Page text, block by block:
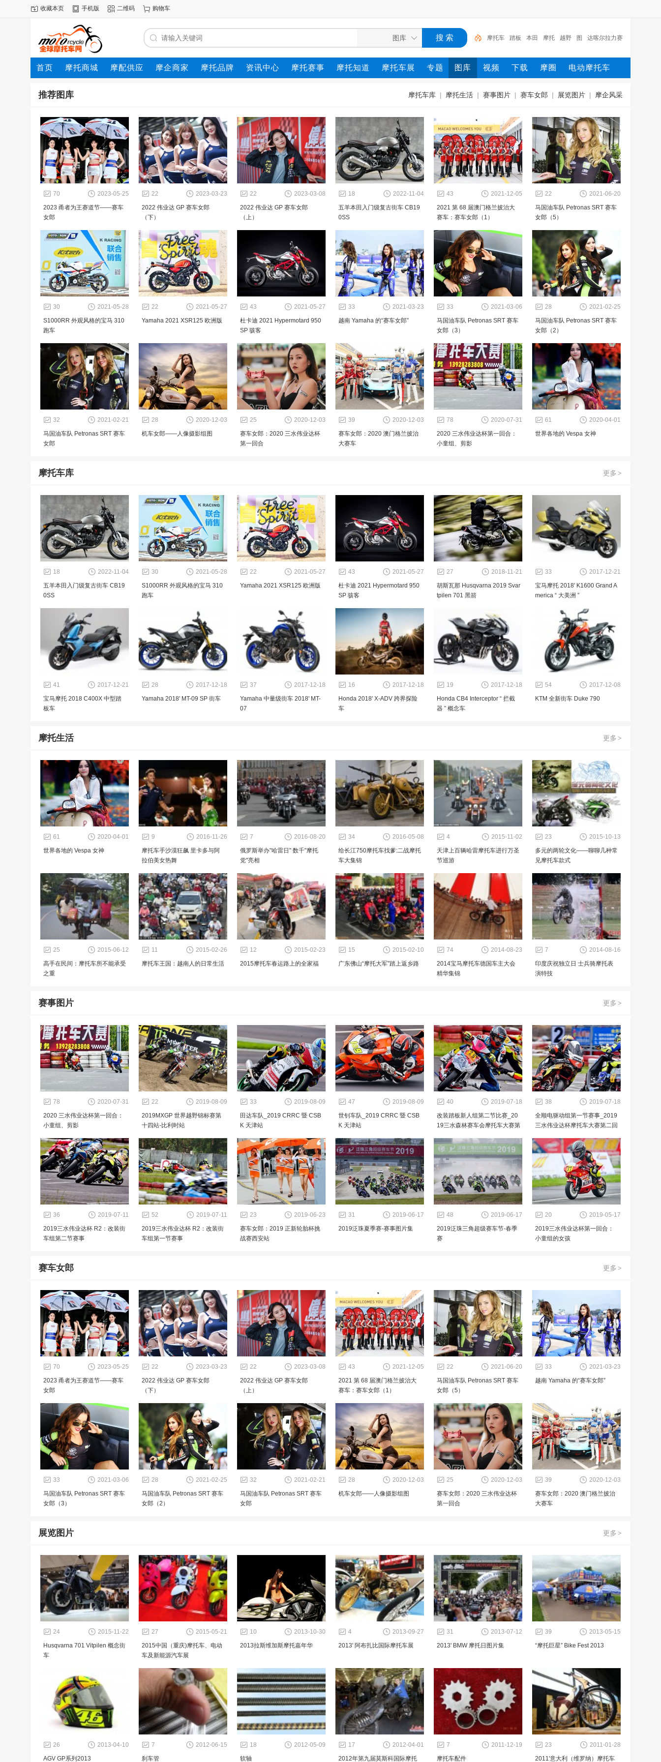
收藏本页 手机版 二维码 购物车
摩托车 踏板 本田 摩托 越野 图 达喀尔拉力赛
yamaha 宗申 MotoGP
首页 摩托商城 摩配供应 摩企商家 摩托品牌 资讯中心 摩托赛事 摩托知道 摩托车展 专题 图库 视频 下载 摩圈 电动摩托车
动态
摩托车库 | 摩托生活 | 赛事图片 | 赛车女郎 | 展览图片 | 摩企风采
推荐图库
2023-05-25
70
2023 甬者为王赛道节——赛车
女郎
2023-03-23
22
2022 伟业达 GP 赛车女郎
（下）
2023-03-08
22
2022 伟业达 GP 赛车女郎
（上）
2022-11-04
18
五羊本田入门级复古街车 CB19
0SS
2021-12-05
43
2021 第 68 届澳门格兰披治大
赛车：赛车女郎（1）
2021-06-20
22
马国油车队 Petronas SRT 赛车
女郎（5）
2021-05-28
30
S1000RR 外观风格的宝马 310
跑车
2021-05-27
22
Yamaha 2021 XSR125 欧洲版
2021-05-27
43
杜卡迪 2021 Hypermotard 950
SP 骇客
2021-03-23
33
越南 Yamaha 的“赛车女郎”
2021-03-06
33
马国油车队 Petronas SRT 赛车
女郎（3）
2021-02-25
28
马国油车队 Petronas SRT 赛车
女郎（2）
2021-02-21
32
马国油车队 Petronas SRT 赛车
女郎
2020-12-03
28
机车女郎——人像摄影组图
2020-12-03
25
赛车女郎：2020 三水伟业达杯
第一回合
2020-12-03
39
赛车女郎：2020 澳门格兰披治
大赛车
2020-07-31
78
2020 三水伟业达杯第一回合：
小童组、剪影
2020-04-01
61
世界各地的 Vespa 女神
更多 >
摩托车库
2022-11-04
18
五羊本田入门级复古街车 CB19
0SS
2021-05-28
30
S1000RR 外观风格的宝马 310
跑车
2021-05-27
22
Yamaha 2021 XSR125 欧洲版
2021-05-27
43
杜卡迪 2021 Hypermotard 950
SP 骇客
2018-11-21
27
胡斯瓦那 Husqvarna 2019 Svar
tpilen 701 黑箭
2017-12-21
33
宝马摩托 2018' K1600 Grand A
merica “ 大美洲 ”
2017-12-21
41
宝马摩托 2018 C400X 中型踏
板车
2017-12-18
28
Yamaha 2018' MT-09 SP 街车
2017-12-18
37
Yamaha 中量级街车 2018' MT-
07
2017-12-18
16
Honda 2018' X-ADV 跨界探险
车
2017-12-18
19
Honda CB4 Interceptor “ 拦截
器 ” 概念车
2017-12-08
54
KTM 全新街车 Duke 790
更多 >
摩托生活
2020-04-01
61
世界各地的 Vespa 女神
2016-11-26
9
摩托车手沙漠狂飙 里卡多与阿
拉伯美女热舞
2016-08-20
7
俄罗斯举办"哈雷日" 数千"摩托
党"亮相
2016-05-08
34
给长江750摩托车找爹:二战摩托
车大集锦
2015-11-02
4
天津上百辆哈雷摩托车进行万圣
节巡游
2015-10-13
23
多元的两轮文化——聊聊几种常
见摩托车款式
2015-06-12
25
高手在民间：摩托车所不能承受
之重
2015-02-26
11
摩托车王国：越南人的日常生活
2015-02-23
12
2015摩托车春运路上的全家福
2015-02-10
15
广东佛山“摩托大军”踏上返乡路
2014-08-23
74
2014宝马摩托车德国车主大会
精华集锦
2014-08-16
7
印度庆祝独立日 士兵骑摩托表
演特技
更多 >
赛事图片
2020-07-31
78
2020 三水伟业达杯第一回合：
小童组、剪影
2019-08-09
22
2019MXGP 世界越野锦标赛第
十四站-比利时站
2019-08-09
33
田达车队_2019 CRRC 暨 CSB
K 天津站
2019-08-09
47
世钊车队_2019 CRRC 暨 CSB
K 天津站
2019-07-18
40
改装踏板新人组第二节比赛_20
19三水森林赛车会摩托车大赛第
2019-07-18
38
全顺电驱动组第一节赛事_2019
三水伟业达杯摩托车大赛第二回
2019-07-11
36
2019三水伟业达杯 R2：改装街
车组第二节赛事
2019-07-11
52
2019三水伟业达杯 R2：改装街
车组第一节赛事
2019-06-23
23
赛车女郎：2019 正新轮胎杯挑
战赛西安站
2019-06-17
31
2019泛珠夏季赛-赛事图片集
2019-06-17
48
2019泛珠三角超级赛车节-春季
赛
2019-05-17
20
2019三水伟业达杯第一回合：
小童组的女孩
更多 >
赛车女郎
2023-05-25
70
2023 甬者为王赛道节——赛车
女郎
2023-03-23
22
2022 伟业达 GP 赛车女郎
（下）
2023-03-08
22
2022 伟业达 GP 赛车女郎
（上）
2021-12-05
43
2021 第 68 届澳门格兰披治大
赛车：赛车女郎（1）
2021-06-20
22
马国油车队 Petronas SRT 赛车
女郎（5）
2021-03-23
33
越南 Yamaha 的“赛车女郎”
2021-03-06
33
马国油车队 Petronas SRT 赛车
女郎（3）
2021-02-25
28
马国油车队 Petronas SRT 赛车
女郎（2）
2021-02-21
32
马国油车队 Petronas SRT 赛车
女郎
2020-12-03
28
机车女郎——人像摄影组图
2020-12-03
25
赛车女郎：2020 三水伟业达杯
第一回合
2020-12-03
39
赛车女郎：2020 澳门格兰披治
大赛车
更多 >
展览图片
2015-11-22
24
Husqvarna 701 Vitpilen 概念街
车
2015-05-21
27
2015中国（重庆)摩托车、电动
车及新能源汽车展
2013-10-30
10
2013拉斯维加斯摩托嘉年华
2013-09-27
4
2013' 阿布扎比国际摩托车展
2013-07-12
31
2013' BMW 摩托日图片集
2013-05-15
39
“摩托巨星” Bike Fest 2013
2013-04-10
26
AGV GP系列2013
2012-06-15
7
刹车管
2012-05-09
18
软轴
2012-04-01
17
2012年第九届莫斯科国际摩托
2011-12-19
7
摩托车配件
2011-01-28
23
2011'意大利（维罗纳）摩托车